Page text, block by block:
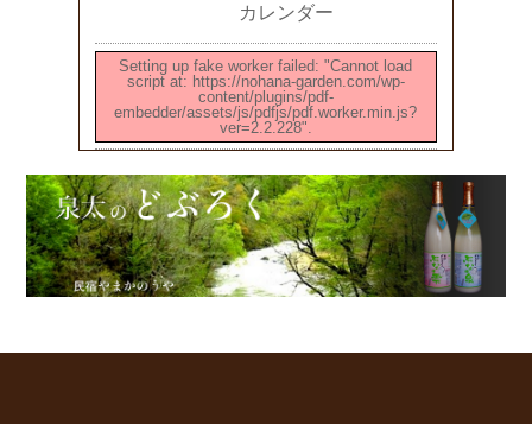
カレンダー
Setting up fake worker failed: "Cannot load
script at: https://nohana-garden.com/wp-
content/plugins/pdf-
embedder/assets/js/pdfjs/pdf.worker.min.js?
ver=2.2.228".